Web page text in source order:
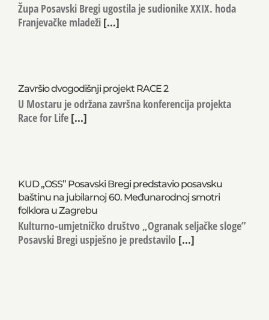
Župa Posavski Bregi ugostila je sudionike XXIX. hoda
Franjevačke mladeži [...]
Završio dvogodišnji projekt RACE 2
U Mostaru je održana završna konferencija projekta
Race for Life [...]
KUD „OSS” Posavski Bregi predstavio posavsku
baštinu na jubilarnoj 60. Međunarodnoj smotri
folklora u Zagrebu
Kulturno-umjetničko društvo „Ogranak seljačke sloge”
Posavski Bregi uspješno je predstavilo [...]